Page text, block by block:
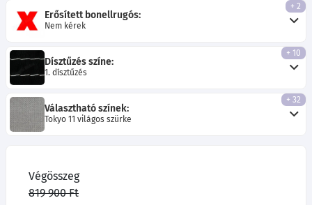
Erősített bonellrugós:
Nem kérek
+ 2
Dísztűzés színe:
1. dísztűzés
+ 10
Választható színek:
Tokyo 11 világos szürke
+ 32
Végösszeg
819 900 Ft